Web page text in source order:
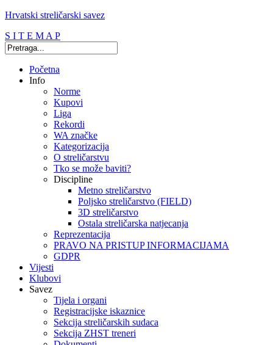
Hrvatski streličarski savez
S I T E M A P
Početna
Info
Norme
Kupovi
Liga
Rekordi
WA značke
Kategorizacija
O streličarstvu
Tko se može baviti?
Discipline
Metno streličarstvo
Poljsko streličarstvo (FIELD)
3D streličarstvo
Ostala streličarska natjecanja
Reprezentacija
PRAVO NA PRISTUP INFORMACIJAMA
GDPR
Vijesti
Klubovi
Savez
Tijela i organi
Registracijske iskaznice
Sekcija streličarskih sudaca
Sekcija ZHST treneri